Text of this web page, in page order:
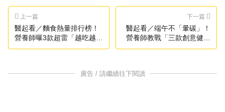
上一篇
醫起看／麵食熱量排行榜！
營養師曝3款超雷「越吃越胖
又高鈉」
下一篇
醫起看／端午不「暈碳」！
營養師教戰「三款創意健康
粽」穩血糖、減碳排
廣告 / 請繼續往下閱讀